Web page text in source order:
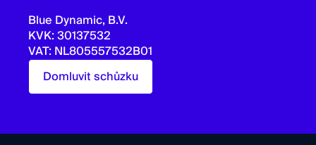
Blue Dynamic, B.V.
KVK: 30137532
VAT: NL805557532B01
Domluvit schůzku